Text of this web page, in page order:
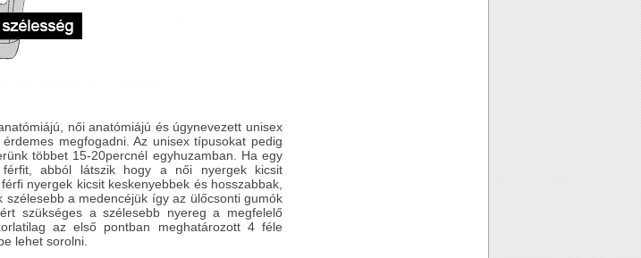
női anatómiájú és úgynevezett unisex
megfogadni. Az unisex típusokat pedig
többet 15-20percnél egyhuzamban. Ha egy
abból látszik hogy a női nyergek kicsit
nyergek kicsit keskenyebbek és hosszabbak,
a medencéjük így az ülőcsonti gumók
szükséges a szélesebb nyereg a megfelelő
az első pontban meghatározott 4 féle
lehet sorolni.